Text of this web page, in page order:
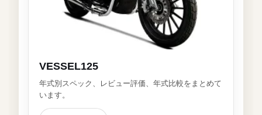
VESSEL125
年式別スペック、レビュー評価、年式比較をまとめて
います。